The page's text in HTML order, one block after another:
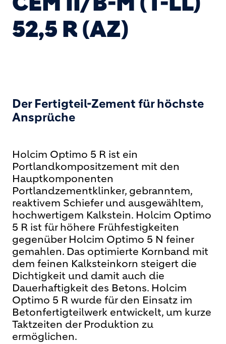
52,5 R (AZ)
Der Fertigteil-Zement für höchste
Ansprüche
Holcim Optimo 5 R ist ein
Portlandkompositzement mit den
Hauptkomponenten
Portlandzementklinker, gebranntem,
reaktivem Schiefer und ausgewähltem,
hochwertigem Kalkstein. Holcim Optimo
5 R ist für höhere Frühfestigkeiten
gegenüber Holcim Optimo 5 N feiner
gemahlen. Das optimierte Kornband mit
dem feinen Kalksteinkorn steigert die
Dichtigkeit und damit auch die
Dauerhaftigkeit des Betons. Holcim
Optimo 5 R wurde für den Einsatz im
Betonfertigteilwerk entwickelt, um kurze
Taktzeiten der Produktion zu
ermöglichen.